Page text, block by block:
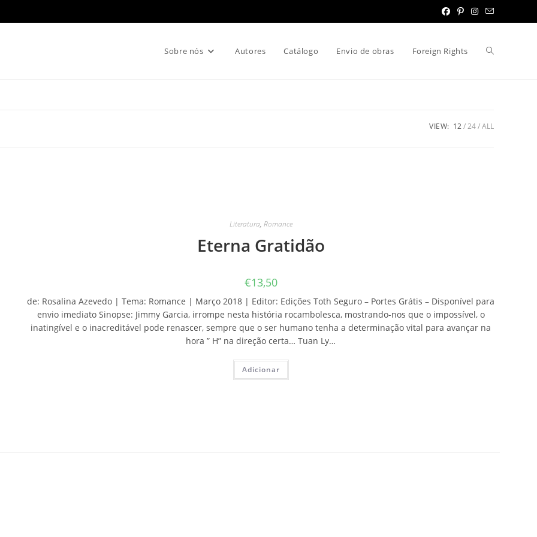
Sobre nós Autores Catálogo Envio de obras Foreign Rights Toggle
VIEW: 12 24 ALL
Literatura, Romance
Eterna Gratidão
€13,50
de: Rosalina Azevedo | Tema: Romance | Março 2018 | Editor: Edições Toth Seguro – Portes Grátis – Disponível para
envio imediato Sinopse: Jimmy Garcia, irrompe nesta história rocambolesca, mostrando-nos que o impossível, o
inatingível e o inacreditável pode renascer, sempre que o ser humano tenha a determinação vital para avançar na
hora ” H” na direção certa… Tuan Ly…
Adicionar